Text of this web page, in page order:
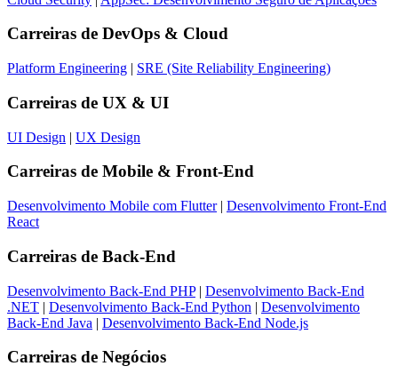
Carreiras de DevOps & Cloud
Platform Engineering | SRE (Site Reliability Engineering)
Carreiras de UX & UI
UI Design | UX Design
Carreiras de Mobile & Front-End
Desenvolvimento Mobile com Flutter| Desenvolvimento Front-End
React
Carreiras de Back-End
Desenvolvimento Back-End PHP| Desenvolvimento Back-End
.NET | Desenvolvimento Back-End Python | Desenvolvimento
Back-End Java | Desenvolvimento Back-End Node.js
Carreiras de Negócios